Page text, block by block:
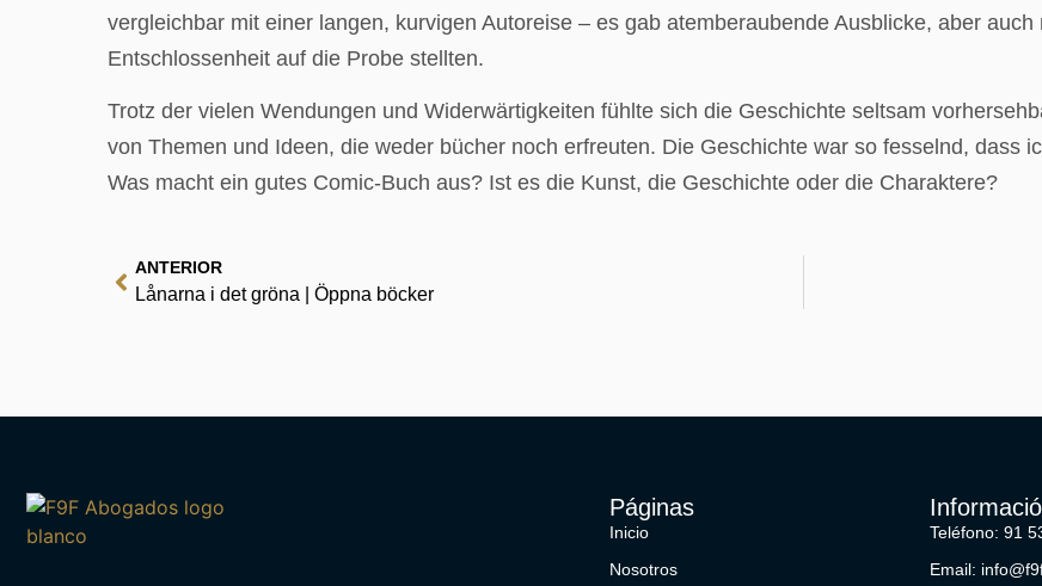
vergleichbar mit einer langen, kurvigen Autoreise – es gab atemberaubende Ausblicke, aber
Entschlossenheit auf die Probe stellten.
Trotz der vielen Wendungen und Widerwärtigkeiten fühlte sich die Geschichte seltsam
von Themen und Ideen, die weder bücher noch erfreuten. Die Geschichte war so fesselnd, dass
Was macht ein gutes Comic-Buch aus? Ist es die Kunst, die Geschichte oder die Charaktere?
ANTERIOR
Lånarna i det gröna | Öppna böcker
Páginas
Inicio
Nosotros
Teléfono: 91
Email: